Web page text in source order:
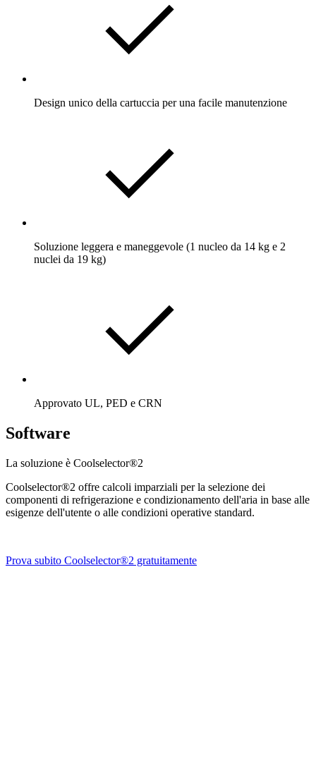
Design unico della cartuccia per una facile manutenzione
Soluzione leggera e maneggevole (1 nucleo da 14 kg e 2
nuclei da 19 kg)
Approvato UL, PED e CRN
Software
La soluzione è Coolselector®2
Coolselector®2 offre calcoli imparziali per la selezione dei
componenti di refrigerazione e condizionamento dell'aria in base alle
esigenze dell'utente o alle condizioni operative standard.
Prova subito Coolselector®2 gratuitamente